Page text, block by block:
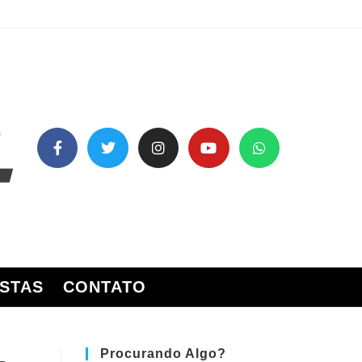
CONTATO
Procurando Algo?